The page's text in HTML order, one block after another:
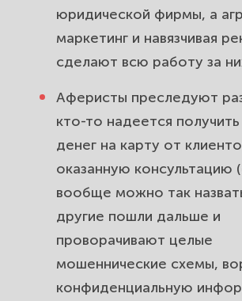
юридической фирмы, а
маркетинг и навязчивая
сделают всю работу за
Аферисты преследуют
кто-то надеется
денег на карту от
оказанную консультацию
вообще можно так
другие пошли дальше и
проворачивают целые
мошеннические схемы,
конфиденциальную